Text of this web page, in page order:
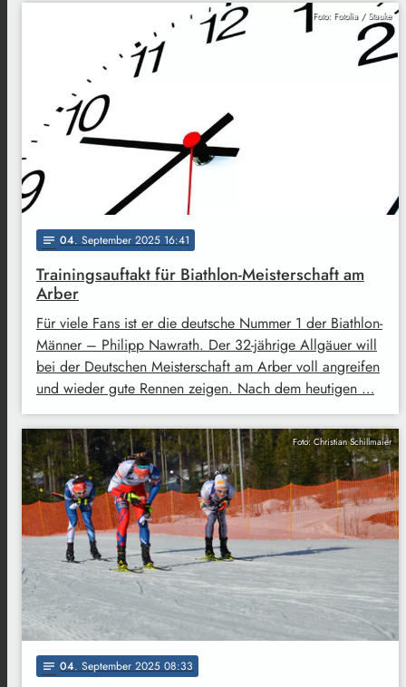
Foto: Fotolia / Stauke
notes 04. September 2025 16:41
Trainingsauftakt für Biathlon-Meisterschaft am
Arber
Für viele Fans ist er die deutsche Nummer 1 der Biathlon-
Männer – Philipp Nawrath. Der 32-jährige Allgäuer will
bei der Deutschen Meisterschaft am Arber voll angreifen
und wieder gute Rennen zeigen. Nach dem heutigen …
Foto: Christian Schillmaier
notes 04. September 2025 08:33